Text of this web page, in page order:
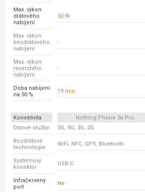
Max. výkon
drátového
nabíjení
50 W
Max. výkon
bezdrátového
nabíjení
-
Max. výkon
reverzního
nabíjení
-
Doba nabíjení
na 50 %
19 min.
Konektivita Nothing Phone 3a Pro
Datové služby
5G, 4G, 3G, 2G
Bezdrátové
technologie
WiFi, NFC, GPS, Bluetooth
Systémový
konektor
USB-C
Infračervený
port
Ne